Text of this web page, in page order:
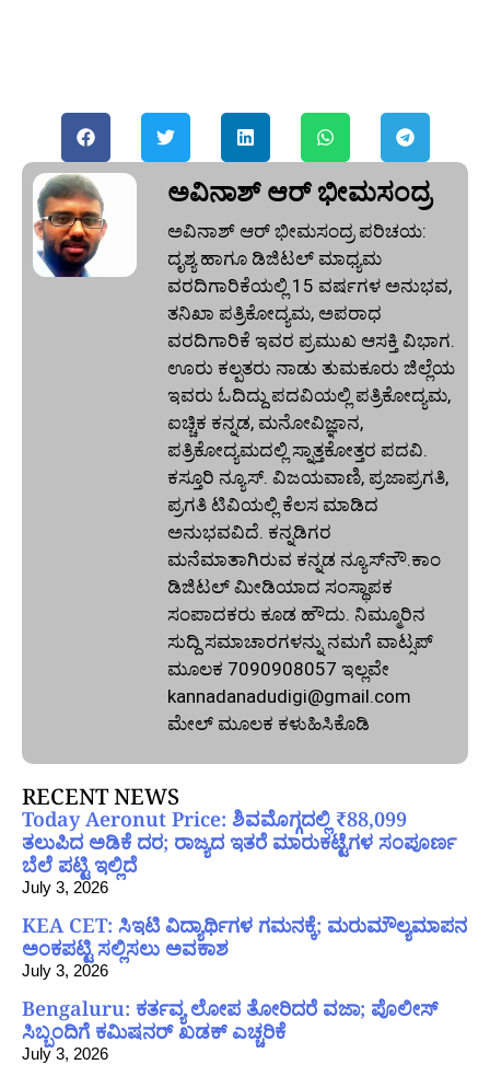
ಅವಿನಾಶ್‌ ಆರ್‌ ಭೀಮಸಂದ್ರ
ಅವಿನಾಶ್‌ ಆರ್‌ ಭೀಮಸಂದ್ರ ಪರಿಚಯ:
ದೃಶ್ಯ ಹಾಗೂ ಡಿಜಿಟಲ್ ಮಾಧ್ಯಮ
ವರದಿಗಾರಿಕೆಯಲ್ಲಿ 15 ವರ್ಷಗಳ ಅನುಭವ,
ತನಿಖಾ ಪತ್ರಿಕೋದ್ಯಮ, ಅಪರಾಧ
ವರದಿಗಾರಿಕೆ ಇವರ ಪ್ರಮುಖ ಆಸಕ್ತಿ ವಿಭಾಗ.
ಊರು ಕಲ್ಪತರು ನಾಡು ತುಮಕೂರು ಜಿಲ್ಲೆಯ
ಇವರು ಓದಿದ್ದು ಪದವಿಯಲ್ಲಿ ಪತ್ರಿಕೋದ್ಯಮ,
ಐಚ್ಚಿಕ ಕನ್ನಡ, ಮನೋವಿಜ್ಞಾನ,
ಪತ್ರಿಕೋದ್ಯಮದಲ್ಲಿ ಸ್ನಾತ್ತಕೋತ್ತರ ಪದವಿ.
ಕಸ್ತೂರಿ ನ್ಯೂಸ್‌. ವಿಜಯವಾಣಿ, ಪ್ರಜಾಪ್ರಗತಿ,
ಪ್ರಗತಿ ಟಿವಿಯಲ್ಲಿ ಕೆಲಸ ಮಾಡಿದ
ಅನುಭವವಿದೆ. ಕನ್ನಡಿಗರ
ಮನೆಮಾತಾಗಿರುವ ಕನ್ನಡ ನ್ಯೂಸ್‌ನೌ.ಕಾಂ
ಡಿಜಿಟಲ್‌ ಮೀಡಿಯಾದ ಸಂಸ್ಥಾಪಕ
ಸಂಪಾದಕರು ಕೂಡ ಹೌದು. ನಿಮ್ಮೂರಿನ
ಸುದ್ದಿ ಸಮಾಚಾರಗಳನ್ನು ನಮಗೆ ವಾಟ್ಸಪ್‌
ಮೂಲಕ 7090908057 ಇಲ್ಲವೇ
kannadanadudigi@gmail.com
ಮೇಲ್‌ ಮೂಲಕ ಕಳುಹಿಸಿಕೊಡಿ
RECENT NEWS
Today Aeronut Price: ಶಿವಮೊಗ್ಗದಲ್ಲಿ ₹88,099
ತಲುಪಿದ ಅಡಿಕೆ ದರ; ರಾಜ್ಯದ ಇತರೆ ಮಾರುಕಟ್ಟೆಗಳ ಸಂಪೂರ್ಣ
ಬೆಲೆ ಪಟ್ಟಿ ಇಲ್ಲಿದೆ
July 3, 2026
KEA CET: ಸಿಇಟಿ ವಿದ್ಯಾರ್ಥಿಗಳ ಗಮನಕ್ಕೆ; ಮರುಮೌಲ್ಯಮಾಪನ
ಅಂಕಪಟ್ಟಿ ಸಲ್ಲಿಸಲು ಅವಕಾಶ
July 3, 2026
Bengaluru: ಕರ್ತವ್ಯ ಲೋಪ ತೋರಿದರೆ ವಜಾ; ಪೊಲೀಸ್
ಸಿಬ್ಬಂದಿಗೆ ಕಮಿಷನರ್ ಖಡಕ್ ಎಚ್ಚರಿಕೆ
July 3, 2026